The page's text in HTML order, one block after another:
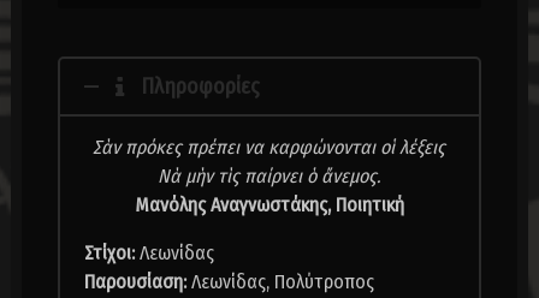
Πληροφορίες
Σὰν πρόκες πρέπει να καρφώνονται οἱ λέξεις
Νὰ μὴν τὶς παίρνει ὁ ἄνεμος.
Μανόλης Αναγνωστάκης, Ποιητική
Στίχοι:Λεωνίδας
Παρουσίαση:Λεωνίδας, Πολύτροπος